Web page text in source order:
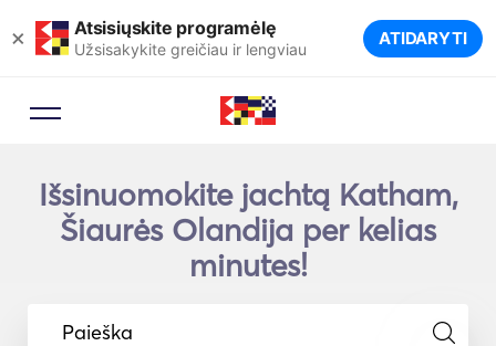
× Atsisiųskite programėlę
Užsisakykite greičiau ir lengviau ATIDARYTI
Išsinuomokite jachtą Katham,
Šiaurės Olandija per kelias
minutes!
Paieška